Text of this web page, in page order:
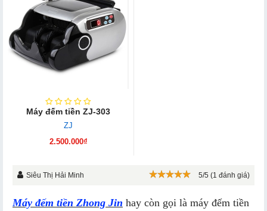
Máy đếm tiền ZJ-303
ZJ
2.500.000₫
Siêu Thị Hải Minh 5/5 (1 đánh giá)
Máy đếm tiền Zhong Jin hay còn gọi là máy đếm tiền